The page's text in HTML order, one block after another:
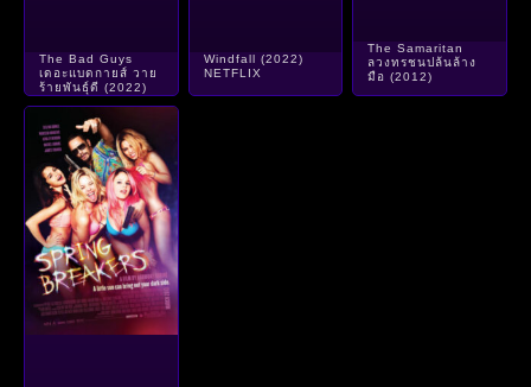
The Bad Guys
เดอะแบดกายส์ วาย
ร้ายพันธุ์ดี (2022)
Windfall (2022)
NETFLIX
The Samaritan
ลวงทรชนปล้นล้าง
มือ (2012)